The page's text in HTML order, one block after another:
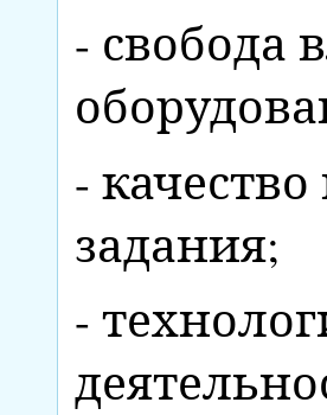
- свобода
-
задания;
-